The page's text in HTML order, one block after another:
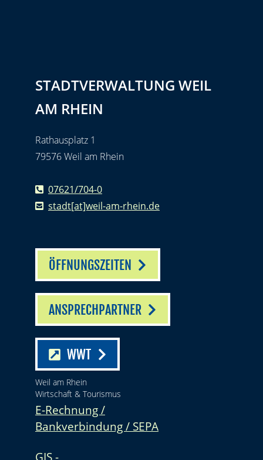
STADTVERWALTUNG WEIL
AM RHEIN
Rathausplatz 1
79576 Weil am Rhein
07621/704-0
stadt[at]weil-am-rhein.de
ÖFFNUNGSZEITEN
ANSPRECHPARTNER
WWT
Weil am Rhein
Wirtschaft & Tourismus
E-Rechnung /
Bankverbindung / SEPA